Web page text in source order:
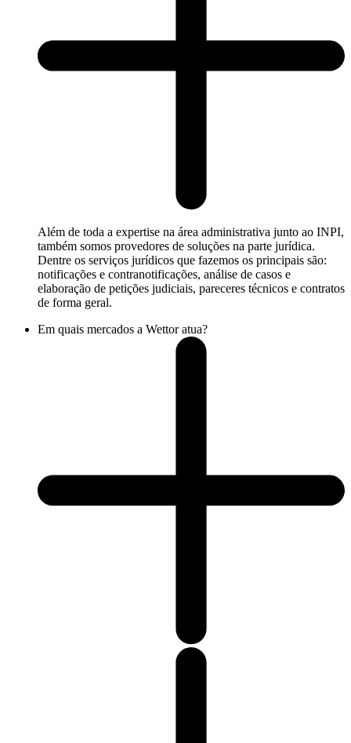
Além de toda a expertise na área administrativa junto ao INPI,
também somos provedores de soluções na parte jurídica.
Dentre os serviços jurídicos que fazemos os principais são:
notificações e contranotificações, análise de casos e
elaboração de petições judiciais, pareceres técnicos e contratos
de forma geral.
Em quais mercados a Wettor atua?